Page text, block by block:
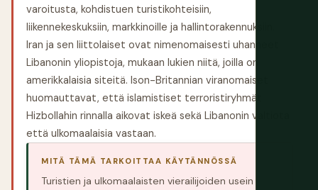
varoitusta, kohdistuen turistikohteisiin,
liikennekeskuksiin, markkinoille ja hallintorakennuksiin.
Iran ja sen liittolaiset ovat nimenomaisesti uhanneet
Libanonin yliopistoja, mukaan lukien niitä, joilla on
amerikkalaisia siteitä. Ison-Britannian viranomaiset
huomauttavat, että islamistiset terroristiryhmät
Hizbollahin rinnalla aikovat iskeä sekä Libanonin valtiota
että ulkomaalaisia vastaan.
MITÄ TÄMÄ TARKOITTAA KÄYTÄNNÖSSÄ
Turistien ja ulkomaalaisten vierailijoiden usein